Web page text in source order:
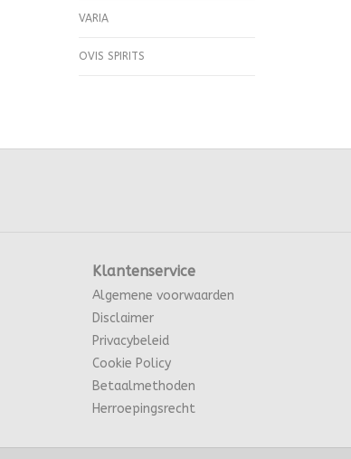
VARIA
OVIS SPIRITS
Klantenservice
Algemene voorwaarden
Disclaimer
Privacybeleid
Cookie Policy
Betaalmethoden
Herroepingsrecht